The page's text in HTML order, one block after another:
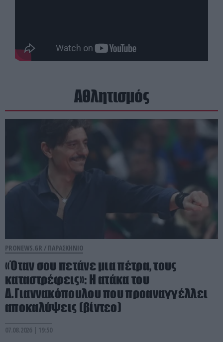
Αθλητισμός
PRONEWS.GR / ΠΑΡΑΣΚΗΝΙΟ
«Όταν σου πετάνε μια πέτρα, τους
καταστρέφεις»: Η ατάκα του
Δ.Γιαννακόπουλου που προαναγγέλλει
αποκαλύψεις (βίντεο)
07.08.2026 | 19:50